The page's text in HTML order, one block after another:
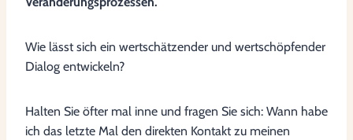
Wie lässt sich ein wertschätzender und wertschöpfender
Dialog entwickeln?
Halten Sie öfter mal inne und fragen Sie sich: Wann habe
ich das letzte Mal den direkten Kontakt zu meinen